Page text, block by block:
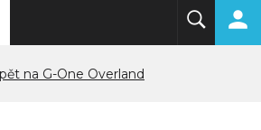
G-One Overland